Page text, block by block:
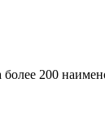
более 200